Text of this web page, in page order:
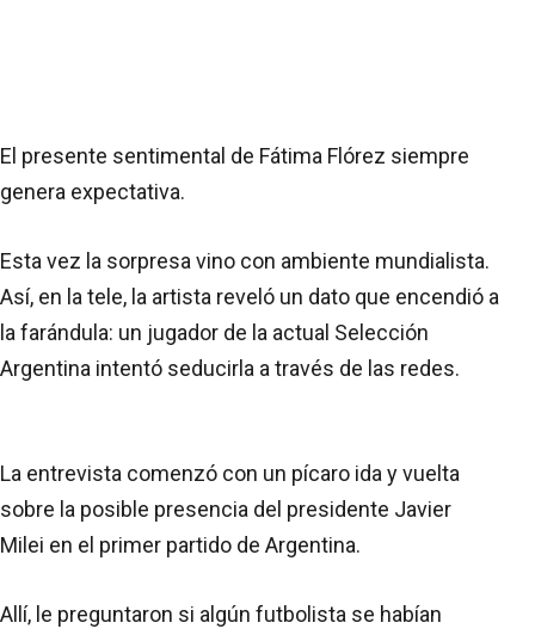
El presente sentimental de Fátima Flórez siempre
genera expectativa.
Esta vez la sorpresa vino con ambiente mundialista.
Así, en la tele, la artista reveló un dato que encendió a
la farándula: un jugador de la actual Selección
Argentina intentó seducirla a través de las redes.
La entrevista comenzó con un pícaro ida y vuelta
sobre la posible presencia del presidente Javier
Milei en el primer partido de Argentina.
Allí, le preguntaron si algún futbolista se habían